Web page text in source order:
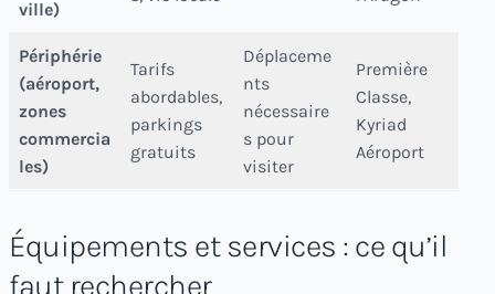
ville)
Périphérie
(aéroport,
zones
commercia
les)
Tarifs
abordables,
parkings
gratuits
Déplaceme
nts
nécessaire
s pour
visiter
Première
Classe,
Kyriad
Aéroport
Équipements et services : ce qu’il
faut rechercher